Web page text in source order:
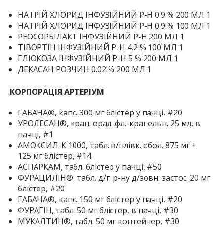
НАТРІЙ ХЛОРИД ІНФУЗІЙНИЙ Р-Н 0.9 % 200 МЛ 1
НАТРІЙ ХЛОРИД ІНФУЗІЙНИЙ Р-Н 0.9 % 100 МЛ 1
РЕОСОРБІЛАКТ ІНФУЗІЙНИЙ Р-Н 200 МЛ 1
ТІВОРТІН ІНФУЗІЙНИЙ Р-Н 4.2 % 100 МЛ 1
ГЛЮКОЗА ІНФУЗІЙНИЙ Р-Н 5 % 200 МЛ 1
ДЕКАСАН РОЗЧИН 0.02 % 200 МЛ 1
КОРПОРАЦІЯ АРТЕРІУМ
ГАБАНА®, капс. 300 мг блістер у пачці, #20
УРОЛЕСАН®, крап. орал. фл.-крапельн. 25 мл, в
пачці, #1
АМОКСИЛ-К 1000, табл. в/плівк. обол. 875 мг +
125 мг блістер, #14
АСПАРКАМ, табл. блістер у пачці, #50
ФУРАЦИЛІН®, табл. д/п р-ну д/зовн. застос. 20 мг
блістер, #20
ГАБАНА®, капс. 150 мг блістер у пачці, #20
ФУРАГІН, табл. 50 мг блістер, в пачці, #30
МУКАЛТИН®, табл. 50 мг контейнер, #30